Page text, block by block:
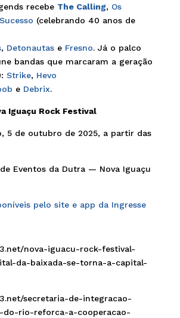
recebe The Calling, Os
(celebrando 40 anos de
, Detonautase Fresno. Já o palco
bandas que marcaram a geração
Strike, Hevo
e Debrix.
Iguaçu Rock Festival
5 de outubro de 2025, a partir das
Eventos da Dutra — Nova Iguaçu
pelo site e app da Ingresse
nova-iguacu-rock-festival-
da-baixada-se-torna-a-capital-
secretaria-de-integracao-
do-rio-reforca-a-cooperacao-